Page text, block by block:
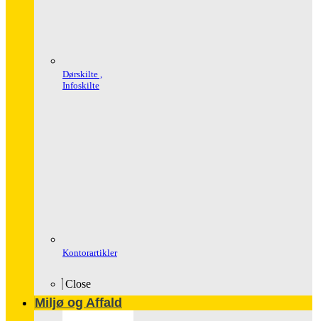
Dørskilte ,
Infoskilte
Kontorartikler
Close
Miljø og Affald